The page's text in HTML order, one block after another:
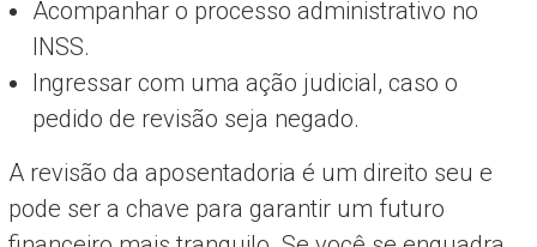
Acompanhar o processo administrativo no
INSS.
Ingressar com uma ação judicial, caso o
pedido de revisão seja negado.
A revisão da aposentadoria é um direito seu e
pode ser a chave para garantir um futuro